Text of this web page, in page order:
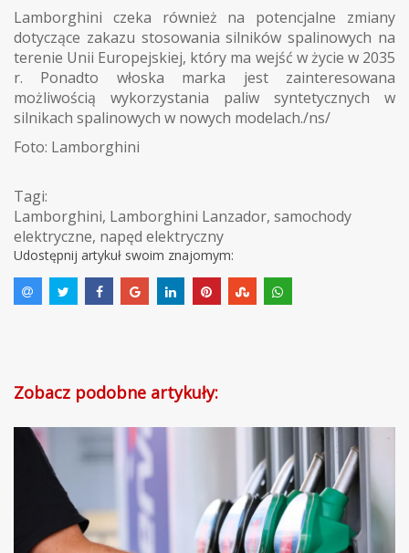
Lamborghini czeka również na potencjalne zmiany
dotyczące zakazu stosowania silników spalinowych na
terenie Unii Europejskiej, który ma wejść w życie w 2035
r. Ponadto włoska marka jest zainteresowana
możliwością wykorzystania paliw syntetycznych w
silnikach spalinowych w nowych modelach./ns/
Foto: Lamborghini
Tagi:
Lamborghini, Lamborghini Lanzador, samochody
elektryczne, napęd elektryczny
Udostępnij artykuł swoim znajomym:
Zobacz podobne artykuły: